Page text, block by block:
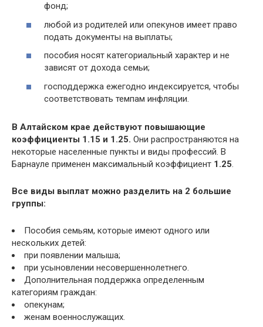
фонд;
любой из родителей или опекунов имеет право
подать документы на выплаты;
пособия носят категориальный характер и не
зависят от дохода семьи;
господдержка ежегодно индексируется, чтобы
соответствовать темпам инфляции.
В Алтайском крае действуют повышающие
коэффициенты 1.15 и 1.25. Они распространяются на
некоторые населенные пункты и виды профессий. В
Барнауле применен максимальный коэффициент 1.25.
Все виды выплат можно разделить на 2 большие
группы:
Пособия семьям, которые имеют одного или
нескольких детей:
при появлении малыша;
при усыновлении несовершеннолетнего.
Дополнительная поддержка определенным
категориям граждан:
опекунам;
женам военнослужащих.